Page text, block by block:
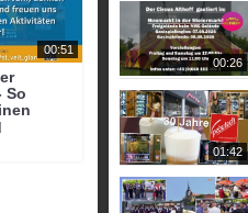
00:51
So
00:26
01:42